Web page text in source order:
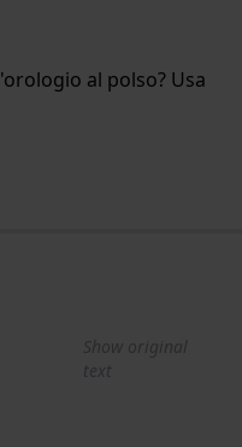
al polso? Usa
Show original
text